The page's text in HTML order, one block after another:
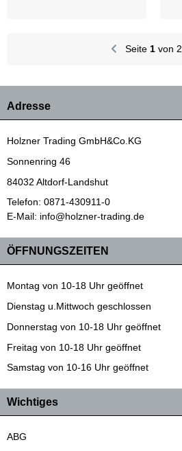
Seite 1von 2
Adresse
Holzner Trading GmbH&Co.KG
Sonnenring 46
84032 Altdorf-Landshut
Telefon: 0871-430911-0
E-Mail: info@holzner-trading.de
ÖFFNUNGSZEITEN
Montag von 10-18 Uhr geöffnet
Dienstag u.Mittwoch geschlossen
Donnerstag von 10-18 Uhr geöffnet
Freitag von 10-18 Uhr geöffnet
Samstag von 10-16 Uhr geöffnet
Wichtiges
ABG